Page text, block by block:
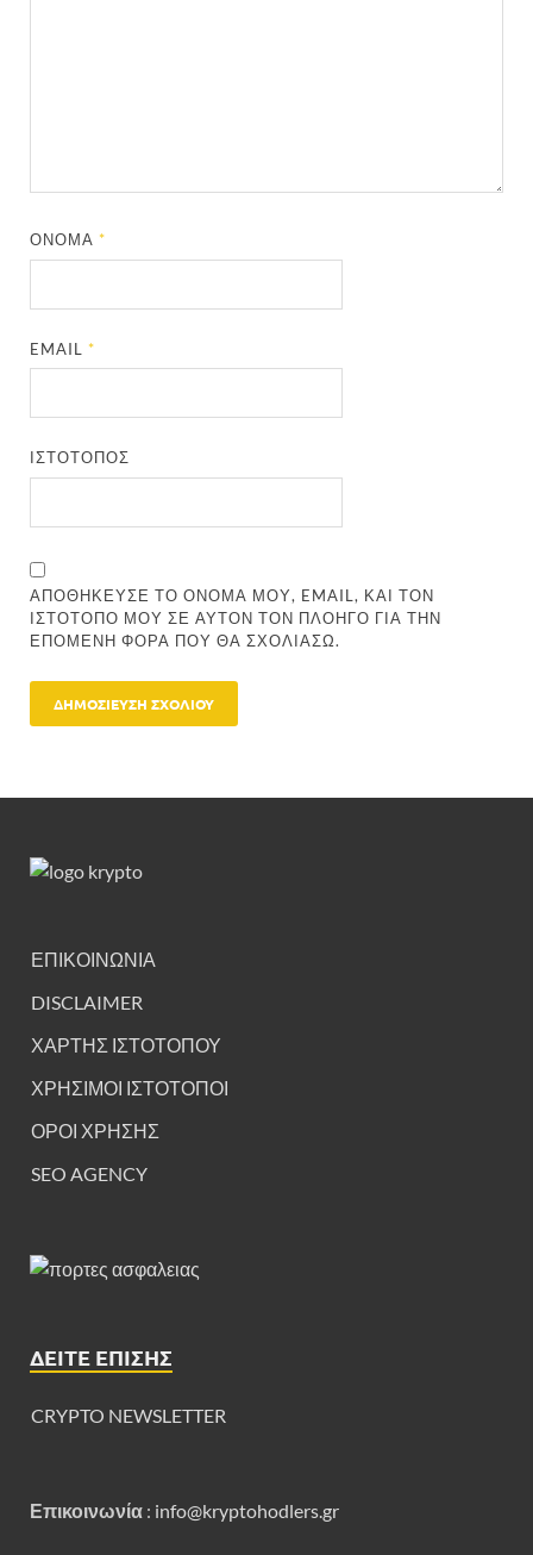
ΌΝΟΜΑ*
EMAIL*
ΙΣΤΌΤΟΠΟΣ
ΑΠΟΘΉΚΕΥΣΕ ΤΟ ΌΝΟΜΆ ΜΟΥ, EMAIL, ΚΑΙ ΤΟΝ
ΙΣΤΌΤΟΠΟ ΜΟΥ ΣΕ ΑΥΤΌΝ ΤΟΝ ΠΛΟΗΓΌ ΓΙΑ ΤΗΝ
ΕΠΌΜΕΝΗ ΦΟΡΆ ΠΟΥ ΘΑ ΣΧΟΛΙΆΣΩ.
ΕΠΙΚΟΙΝΩΝΙΑ
DISCLAIMER
ΧΑΡΤΗΣ ΙΣΤΟΤΟΠΟΥ
ΧΡΗΣΙΜΟΙ ΙΣΤΟΤΟΠΟΙ
ΟΡΟΙ ΧΡΗΣΗΣ
SEO AGENCY
ΔΕΊΤΕ ΕΠΊΣΗΣ
CRYPTO NEWSLETTER
Επικοινωνία : info@kryptohodlers.gr